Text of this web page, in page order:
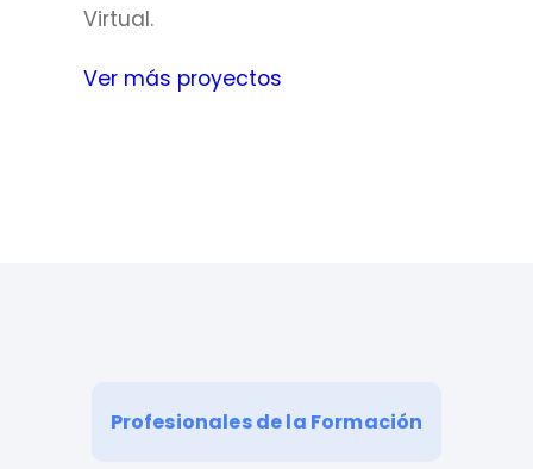
Virtual.
Ver más proyectos
Profesionales de la Formación